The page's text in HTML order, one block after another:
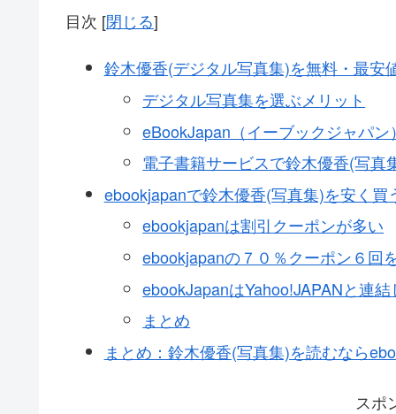
目次 [閉じる]
鈴木優香(デジタル写真集)を無料・最安
デジタル写真集を選ぶメリット
eBookJapan（イーブックジャパ
電子書籍サービスで鈴木優香(写真
ebookjapanで鈴木優香(写真集)を安く買
ebookjapanは割引クーポンが多い
ebookjapanの７０％クーポン６回
ebookJapanはYahoo!JAPANと連
まとめ
まとめ：鈴木優香(写真集)を読むなら
スポ